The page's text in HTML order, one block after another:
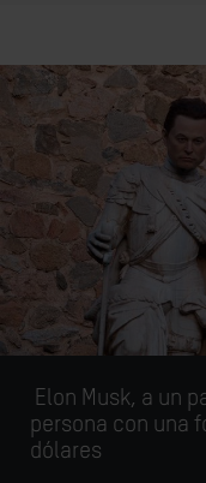
Elon Musk, a un
persona con una
dólares